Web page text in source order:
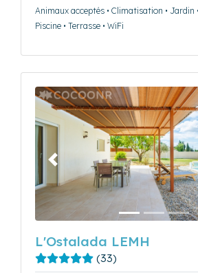
Animaux acceptés • Climatisation • Jardin
Piscine • Terrasse • WiFi
Précédent
L'Ostalada LEMH
(33)